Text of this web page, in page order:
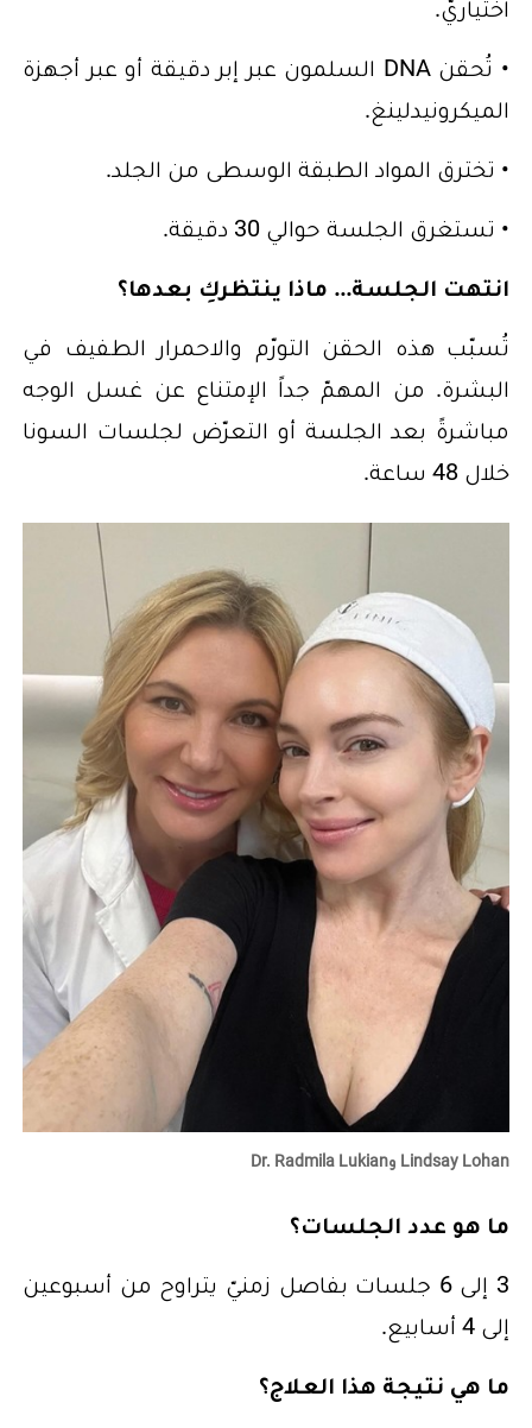
اختياريّ.
• تُحقن DNA السلمون عبر إبر دقيقة أو عبر أجهزة
الميكرونيدلينغ.
• تخترق المواد الطبقة الوسطى من الجلد.
• تستغرق الجلسة حوالي 30 دقيقة.
انتهت الجلسة... ماذا ينتظركِ بعدها؟
تُسبّب هذه الحقن التورّم والاحمرار الطفيف في
البشرة. من المهمّ جداً الإمتناع عن غسل الوجه
مباشرةً بعد الجلسة أو التعرّض لجلسات السونا
خلال 48 ساعة.
Lindsay Lohan وDr. Radmila Lukian
ما هو عدد الجلسات؟
3 إلى 6 جلسات بفاصل زمنيّ يتراوح من أسبوعين
إلى 4 أسابيع.
ما هي نتيجة هذا العلاج؟